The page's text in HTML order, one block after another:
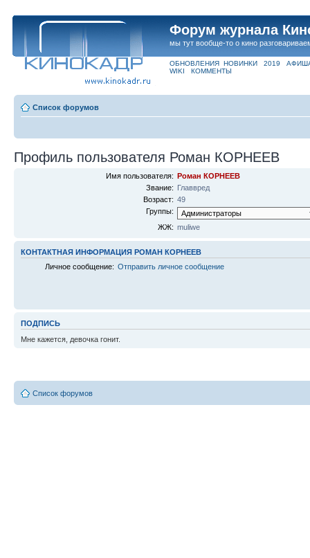
Форум журнала
мы тут вообще-то о кино
ОБНОВЛЕНИЯ НОВИНКИ 2019
WIKI
КОММЕНТЫ
Список форумов
Профиль пользователя Роман КОРНЕЕВ
Имя пользователя: Роман КОРНЕЕВ
Звание: Главвред
Возраст: 49
Группы:
ЖЖ: muliwe
КОНТАКТНАЯ ИНФОРМАЦИЯ РОМАН КОРНЕЕВ
Личное сообщение: Отправить личное сообщение
ПОДПИСЬ
Мне кажется, девочка гонит.
Список форумов